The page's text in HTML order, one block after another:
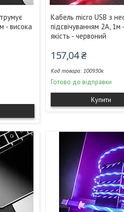
- висока
Кабель micro USB з
підсвічуванням 2А, 1м
якість - червоний
157,04 ₴
100930к
Готово до відправки
Купити